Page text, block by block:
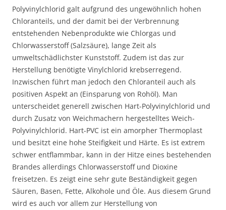
Polyvinylchlorid galt aufgrund des ungewöhnlich hohen
Chloranteils, und der damit bei der Verbrennung
entstehenden Nebenprodukte wie Chlorgas und
Chlorwasserstoff (Salzsäure), lange Zeit als
umweltschädlichster Kunststoff. Zudem ist das zur
Herstellung benötigte Vinylchlorid krebserregend.
Inzwischen führt man jedoch den Chloranteil auch als
positiven Aspekt an (Einsparung von Rohöl). Man
unterscheidet generell zwischen Hart-Polyvinylchlorid und
durch Zusatz von Weichmachern hergestelltes Weich-
Polyvinylchlorid. Hart-PVC ist ein amorpher Thermoplast
und besitzt eine hohe Steifigkeit und Härte. Es ist extrem
schwer entflammbar, kann in der Hitze eines bestehenden
Brandes allerdings Chlorwasserstoff und Dioxine
freisetzen. Es zeigt eine sehr gute Beständigkeit gegen
Säuren, Basen, Fette, Alkohole und Öle. Aus diesem Grund
wird es auch vor allem zur Herstellung von